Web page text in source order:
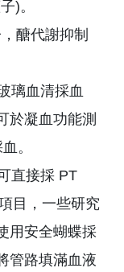
)。
醣代謝抑制
璃血清採血
於凝血功能測
。
直接採 PT
目，一些研究
用安全蝴蝶採
管路填滿血液